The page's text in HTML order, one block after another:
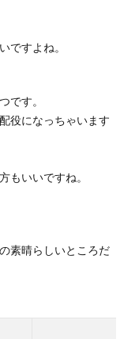
ですよね。
です。
役になっちゃいます
もいいですね。
素晴らしいところだ